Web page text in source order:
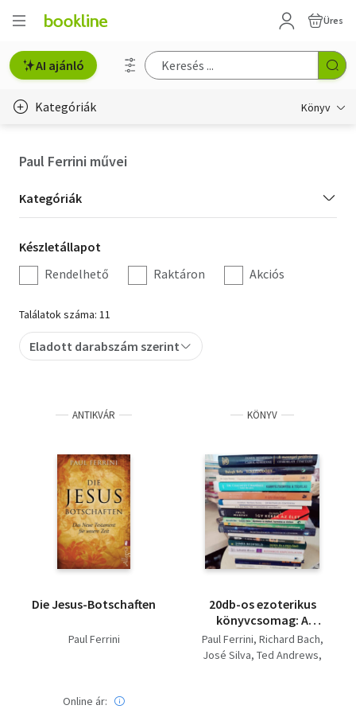
Üres
AI ajánló
Kategóriák Könyv
Hobbi, szabadidő
Irodalom
Művészet
Szakkönyv
Tankönyv, segédkönyv
Társadalomtudomány
Természettudomány
Történelem
Paul Ferrini művei
Kategória
szűrés
Kategóriák
Készletállapot
szűrés
Készletállapot
Rendelhető
Raktáron Akciós
Találatok száma: 11
Eladott darabszám szerint
ANTIKVÁR
Die Jesus-Botschaften
Paul Ferrini
Online ár:
KÖNYV
20db-os ezoterikus
könyvcsomag: A
tökéletesség
pillanata+ A sirály+
Paul Ferrini Richard Bach
José Silva Ted Andrews